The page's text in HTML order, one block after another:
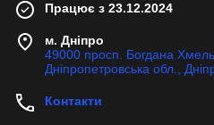
Працює з 23.12.2024
м. Дніпро
49000 просп. Богдана
Дніпропетровська обл.,
Контакти